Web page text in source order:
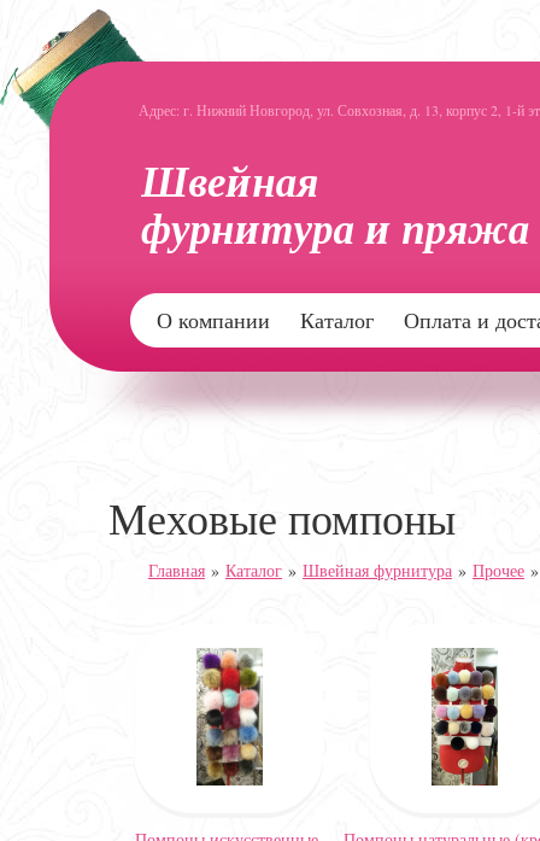
Адрес: г. Нижний Новгород, ул. Совхозная, д. 13, корпус 2, 1-й
О компании Каталог Оплата и
Меховые помпоны
Главная » Каталог » Швейная фурнитура » Прочее